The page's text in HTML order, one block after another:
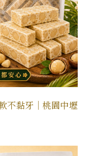
不黏牙｜桃園中壢